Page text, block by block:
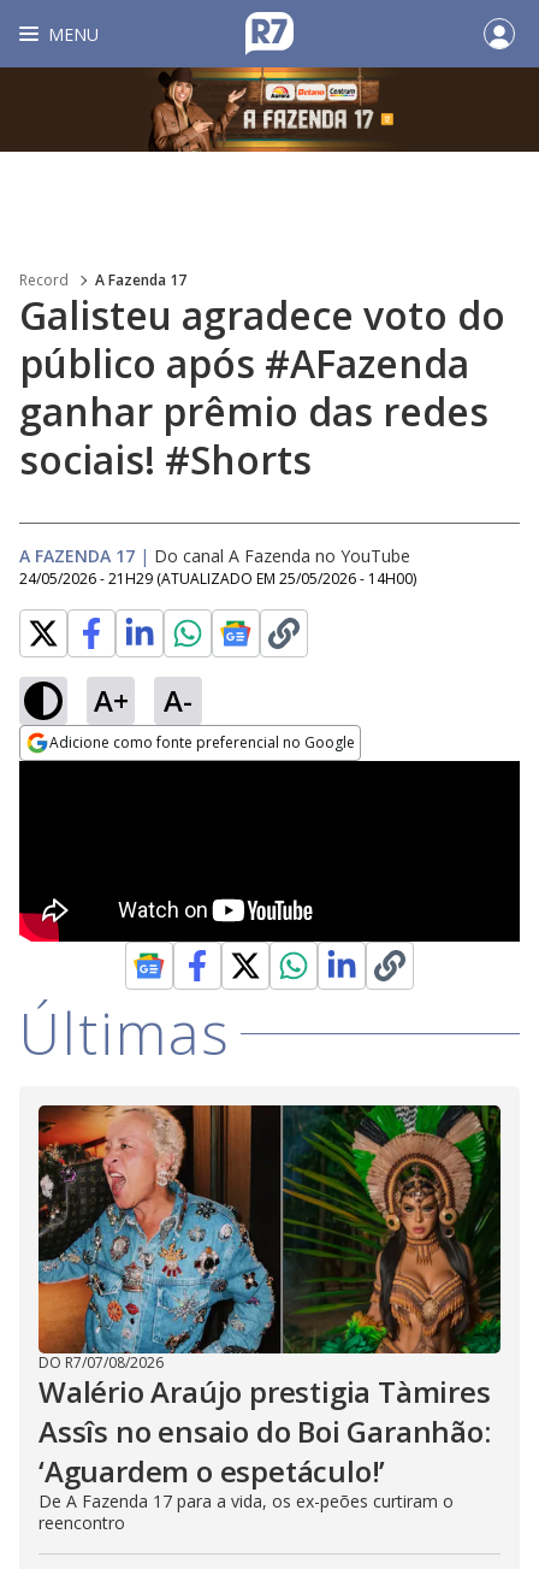
MENU
Record A Fazenda 17
Galisteu agradece voto do
público após #AFazenda
ganhar prêmio das redes
sociais! #Shorts
A FAZENDA 17 | Do canal A Fazenda no YouTube
24/05/2026 - 21H29 (ATUALIZADO EM 25/05/2026 - 14H00)
A+ A-
Adicione como fonte preferencial no Google
Últimas
DO R7/07/08/2026
Walério Araújo prestigia Tàmires
Assîs no ensaio do Boi Garanhão:
‘Aguardem o espetáculo!’
De A Fazenda 17 para a vida, os ex-peões curtiram o
reencontro